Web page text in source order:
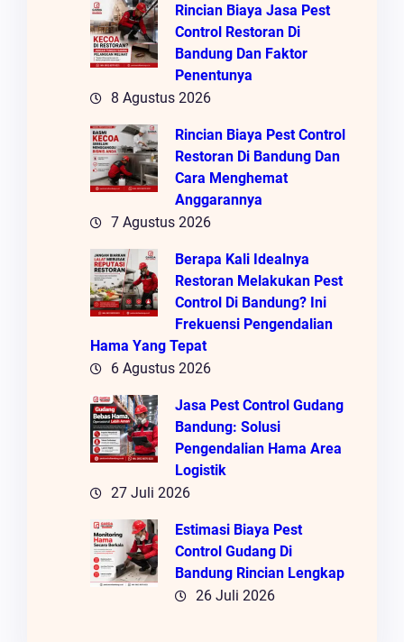
Rincian Biaya Jasa Pest
Control Restoran Di
Bandung Dan Faktor
Penentunya
8 Agustus 2026
Rincian Biaya Pest Control
Restoran Di Bandung Dan
Cara Menghemat
Anggarannya
7 Agustus 2026
Berapa Kali Idealnya
Restoran Melakukan Pest
Control Di Bandung? Ini
Frekuensi Pengendalian
Hama Yang Tepat
6 Agustus 2026
Jasa Pest Control Gudang
Bandung: Solusi
Pengendalian Hama Area
Logistik
27 Juli 2026
Estimasi Biaya Pest
Control Gudang Di
Bandung Rincian Lengkap
26 Juli 2026